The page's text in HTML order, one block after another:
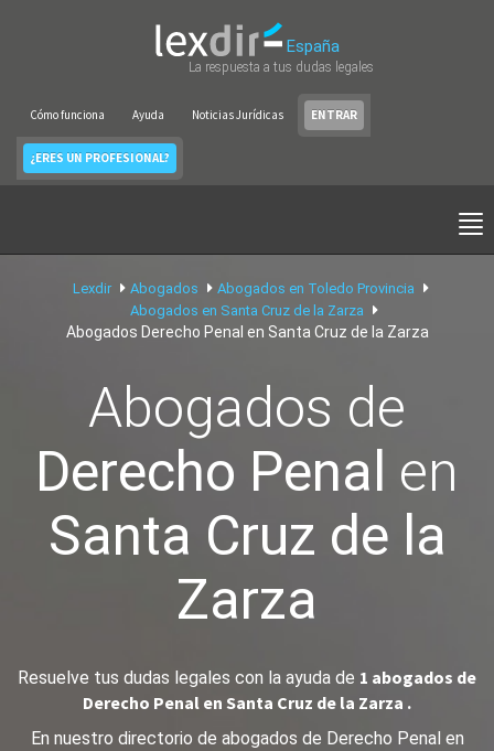
España
La respuesta a tus dudas legales
Cómo funciona Ayuda Noticias Jurídicas ENTRAR
¿ERES UN PROFESIONAL?
Lexdir Abogados
Abogados en Toledo Provincia
Abogados en Santa Cruz de la Zarza
Abogados Derecho Penal en Santa Cruz de la Zarza
Abogados de
Derecho Penal en
Santa Cruz de la
Zarza
Resuelve tus dudas legales con la ayuda de 1 abogados de
Derecho Penal en Santa Cruz de la Zarza .
En nuestro directorio de abogados de Derecho Penal en